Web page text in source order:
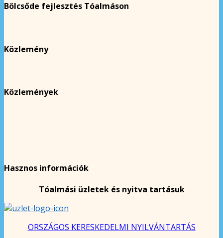
Bölcsőde fejlesztés Tóalmáson
Közlemény
Közlemények
Hasznos információk
Tóalmási üzletek és nyitva tartásuk
ORSZÁGOS KERESKEDELMI NYILVÁNTARTÁS